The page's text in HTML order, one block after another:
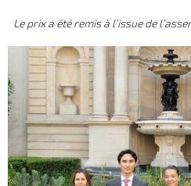
Le prix a été remis à l’issue de